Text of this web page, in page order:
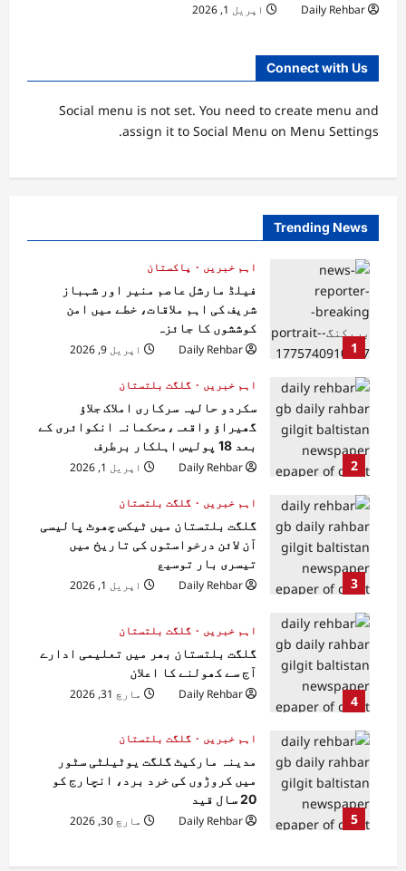
Daily Rehbar اپریل 1, 2026
Connect with Us
Social menu is not set. You need to create menu and
assign it to Social Menu on Menu Settings.
Trending News
1
اہم خبریں
پاکستان
فیلڈ مارشل عاصم منیر اور شہباز
شریف کی اہم ملاقات، خطے میں امن
کوششوں کا جائزہ
Daily Rehbar
اپریل 9, 2026
2
اہم خبریں
گلگت بلتستان
سکردو حالیہ سرکاری املاک جلاؤ
گھیراؤ واقعہ،محکمانہ انکوائری کے
بعد 18 پولیس اہلکار برطرف
Daily Rehbar
اپریل 1, 2026
3
اہم خبریں
گلگت بلتستان
گلگت بلتستان میں ٹیکس چھوٹ پالیسی
آن لائن درخواستوں کی تاریخ میں
تیسری بار توسیع
Daily Rehbar
اپریل 1, 2026
4
اہم خبریں
گلگت بلتستان
گلگت بلتستان بھر میں تعلیمی ادارے
آج سے کھولنے کا اعلان
Daily Rehbar
مارچ 31, 2026
5
اہم خبریں
گلگت بلتستان
مدینہ مارکیٹ گلگت یوٹیلٹی سٹور
میں کروڑوں کی خرد برد، انچارج کو
20 سال قید
Daily Rehbar
مارچ 30, 2026